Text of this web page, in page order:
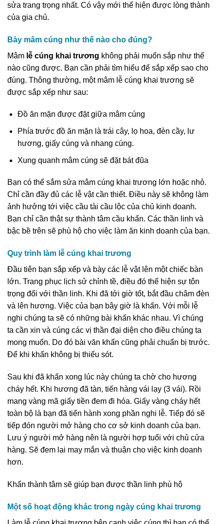
sửa trang trọng nhất. Có vậy mới thể hiện được lòng thành
của gia chủ.
Bày mâm cúng như thế nào cho đúng?
Mâm lễ cúng khai trương không phải muốn sắp như thế
nào cũng được. Bạn cần phải tìm hiểu để sắp xếp sao cho
đúng. Thông thường, một mâm lễ cúng khai trương sẽ
được sắp xếp như sau:
Đồ ăn mặn được đặt giữa mâm cúng
Phía trước đồ ăn mặn là trái cây, lọ hoa, đèn cầy, lư
hương, giấy cúng và nhang cúng.
Xung quanh mâm cúng sẽ đặt bát đũa
Bạn có thể sắm sửa mâm cúng khai trương lớn hoặc nhỏ.
Chỉ cần đầy đủ các lễ vật cần thiết. Điều này sẽ không làm
ảnh hưởng tới việc cầu tài cầu lộc của chủ kinh doanh.
Bạn chỉ cần thật sự thành tâm cầu khấn. Các thần linh và
bậc bề trên sẽ phù hộ cho việc làm ăn kinh doanh của bạn.
Quy trình làm lễ cúng khai trương
Đầu tiên bạn sắp xếp và bày các lễ vật lên một chiếc bàn
lớn. Trang phục lịch sử chỉnh tề, điều đó thể hiện sự tôn
trọng đối với thần linh. Khi đã tới giờ tốt, bắt đầu châm đèn
và lên hương. Việc của bạn bây giờ là khấn. Với mỗi lễ
nghi chúng ta sẽ có những bài khấn khác nhau. Vì chúng
ta cần xin và cúng các vị thần đại diện cho điều chúng ta
mong muốn. Do đó bài văn khấn cũng phải chuẩn bị trước.
Để khi khấn không bị thiếu sót.
Sau khi đã khấn xong lúc này chúng ta chờ cho hương
cháy hết. Khi hương đã tàn, tiến hàng vái lạy (3 vái). Rồi
mang vàng mã giấy tiền đem đi hóa. Giấy vàng cháy hết
toàn bộ là bạn đã tiến hành xong phần nghi lễ. Tiếp đó sẽ
tiếp đón người mở hàng cho cơ sở kinh doanh của bạn.
Lưu ý người mở hàng nên là người hợp tuổi với chủ cửa
hàng. Sẽ đem lại may mắn và thuận cho việc kinh doanh
hơn.
Khấn thành tâm sẽ giúp bạn được thần linh phù hộ
Một số hoạt động khác trong ngày cúng khai trương